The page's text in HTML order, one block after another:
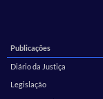
Publicações
Diário da Justiça
Legislação